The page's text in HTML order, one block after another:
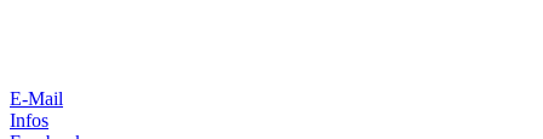
E-Mail
Infos